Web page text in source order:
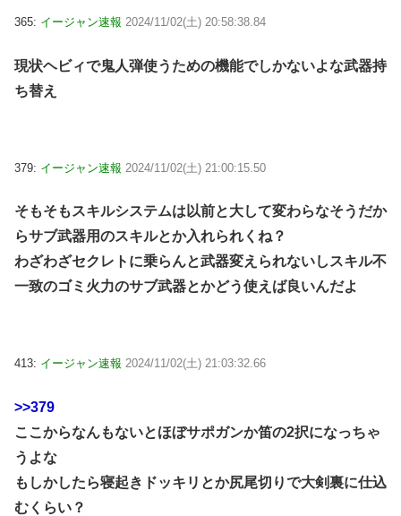
365: イージャン速報 2024/11/02(土) 20:58:38.84
現状ヘビィで鬼人弾使うための機能でしかないよな武器持
ち替え
379: イージャン速報 2024/11/02(土) 21:00:15.50
そもそもスキルシステムは以前と大して変わらなそうだか
らサブ武器用のスキルとか入れられくね？
わざわざセクレトに乗らんと武器変えられないしスキル不
一致のゴミ火力のサブ武器とかどう使えば良いんだよ
413: イージャン速報 2024/11/02(土) 21:03:32.66
>>379
ここからなんもないとほぼサポガンか笛の2択になっちゃ
うよな
もしかしたら寝起きドッキリとか尻尾切りで大剣裏に仕込
むくらい？